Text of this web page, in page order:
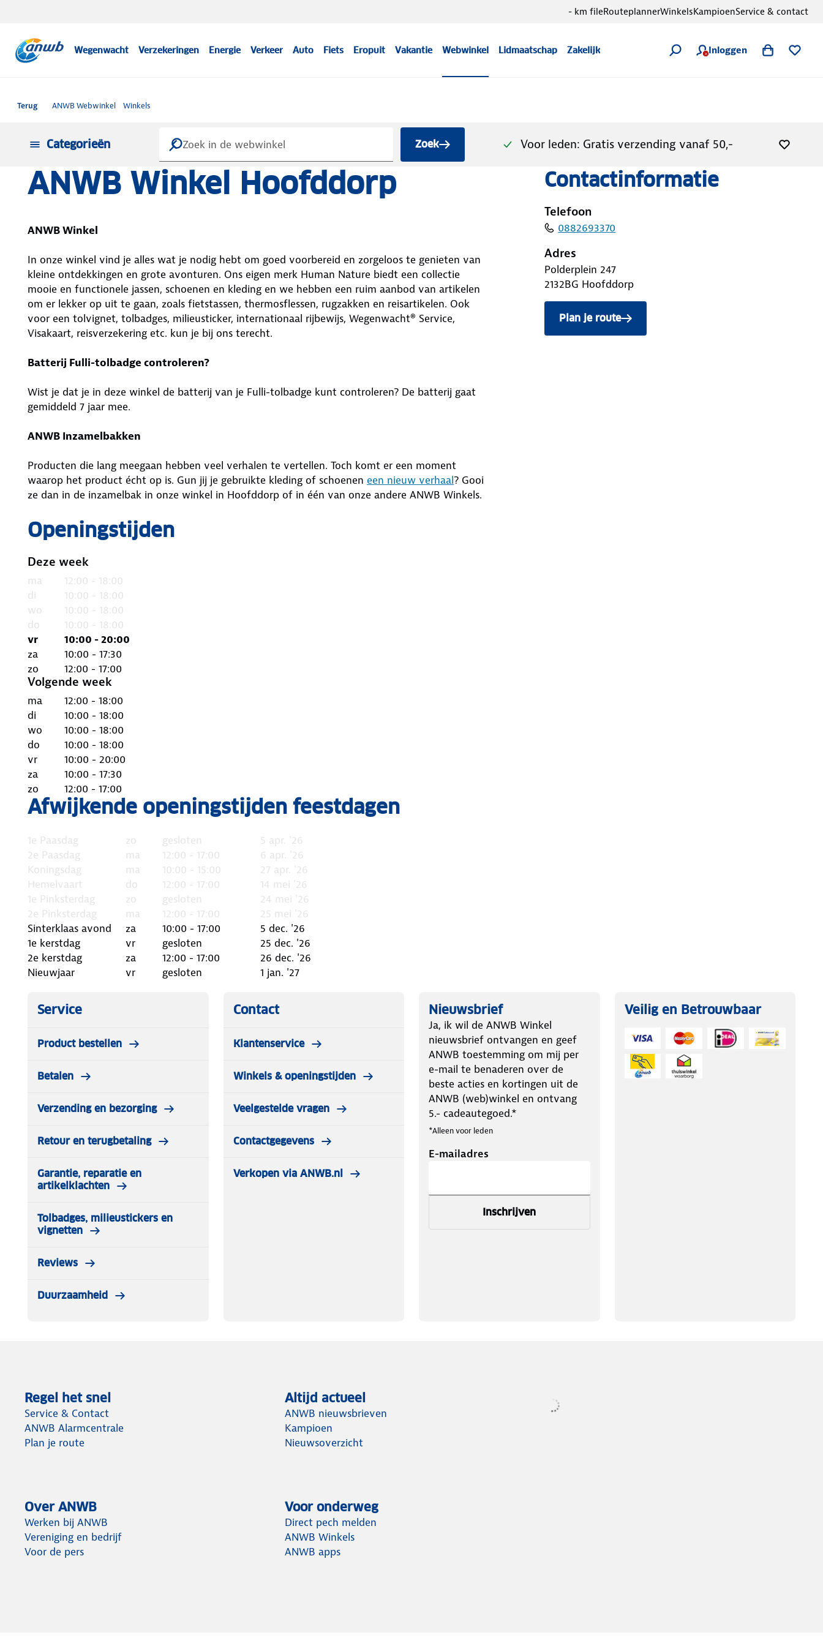
Wegenwacht Verzekeringen Energie Verkeer Auto Fiets Eropuit Vakantie Webwinkel Lidmaatschap Zakelijk Inloggen
- km fileRouteplannerWinkelsKampioenService & contact
Terug ANWB Webwinkel Winkels
Categorieën Zoek Voor leden: Gratis verzending vanaf 50,-
ANWB Winkel Hoofddorp
ANWB Winkel
In onze winkel vind je alles wat je nodig hebt om goed voorbereid en zorgeloos te genieten van
kleine ontdekkingen en grote avonturen. Ons eigen merk Human Nature biedt een collectie
mooie en functionele jassen, schoenen en kleding en we hebben een ruim aanbod van artikelen
om er lekker op uit te gaan, zoals fietstassen, thermosflessen, rugzakken en reisartikelen. Ook
voor een tolvignet, tolbadges, milieusticker, internationaal rijbewijs, Wegenwacht® Service,
Visakaart, reisverzekering etc. kun je bij ons terecht.
Batterij Fulli-tolbadge controleren?
Wist je dat je in deze winkel de batterij van je Fulli-tolbadge kunt controleren? De batterij gaat
gemiddeld 7 jaar mee.
ANWB Inzamelbakken
Producten die lang meegaan hebben veel verhalen te vertellen. Toch komt er een moment
waarop het product écht op is. Gun jij je gebruikte kleding of schoenen een nieuw verhaal? Gooi
ze dan in de inzamelbak in onze winkel in Hoofddorp of in één van onze andere ANWB Winkels.
Openingstijden
Deze week
ma
12:00 - 18:00
di
10:00 - 18:00
wo
10:00 - 18:00
do
10:00 - 18:00
vr
10:00 - 20:00
za
10:00 - 17:30
zo
12:00 - 17:00
Volgende week
ma
12:00 - 18:00
di
10:00 - 18:00
wo
10:00 - 18:00
do
10:00 - 18:00
vr
10:00 - 20:00
za
10:00 - 17:30
zo
12:00 - 17:00
Afwijkende openingstijden feestdagen
1e Paasdag zo gesloten
5 apr. '26
2e Paasdag
ma 12:00 - 17:00
6 apr. '26
Koningsdag
ma 10:00 - 15:00
27 apr. '26
Hemelvaart
do 12:00 - 17:00
14 mei '26
1e Pinksterdag
zo gesloten
24 mei '26
2e Pinksterdag
ma 12:00 - 17:00
25 mei '26
Sinterklaas avond
za 10:00 - 17:00
5 dec. '26
1e kerstdag
vr gesloten
25 dec. '26
2e kerstdag
za 12:00 - 17:00
26 dec. '26
Nieuwjaar
vr gesloten 1 jan. '27
Contactinformatie
Telefoon
0882693370
Adres
Polderplein 247
2132BG Hoofddorp
Plan je route
Service
Product bestellen
Betalen
Verzending en bezorging
Retour en terugbetaling
Garantie, reparatie en
artikelklachten
Tolbadges, milieustickers en
vignetten
Reviews
Duurzaamheid
Contact
Klantenservice
Winkels & openingstijden
Veelgestelde vragen
Contactgegevens
Verkopen via ANWB.nl
Nieuwsbrief
Ja, ik wil de ANWB Winkel
nieuwsbrief ontvangen en geef
ANWB toestemming om mij per
e-mail te benaderen over de
beste acties en kortingen uit de
ANWB (web)winkel en ontvang
5.- cadeautegoed.*
*Alleen voor leden
E-mailadres
Inschrijven
Veilig en Betrouwbaar
Regel het snel
Service & Contact
ANWB Alarmcentrale
Plan je route
Altijd actueel
ANWB nieuwsbrieven
Kampioen
Nieuwsoverzicht
Over ANWB
Werken bij ANWB
Vereniging en bedrijf
Voor de pers
Voor onderweg
Direct pech melden
ANWB Winkels
ANWB apps